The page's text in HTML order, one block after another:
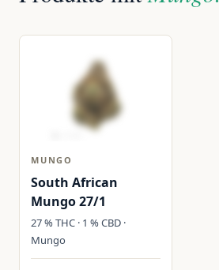
MUNGO
South African
Mungo 27/1
27 % THC · 1 % CBD ·
Mungo